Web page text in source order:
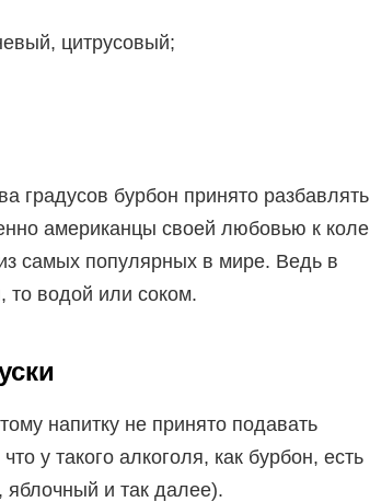
цитрусовый;
градусов бурбон принято разбавлять
американцы своей любовью к коле
самых популярных в мире. Ведь в
то водой или соком.
напитку не принято подавать
у такого алкоголя, как бурбон, есть
и так далее).